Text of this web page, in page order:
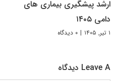
ارشد پیشگیری بیماری های
دامی ۱۴۰۵
۱ تیر, ۱۴۰۵ | ۰ دیدگاه
Leave A دیدگاه